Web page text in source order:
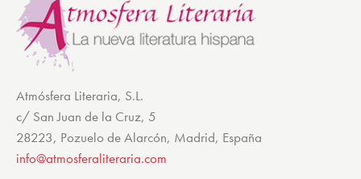
Atmósfera Literaria, S.L.
c/ San Juan de la Cruz, 5
28223, Pozuelo de Alarcón, Madrid, España
info@atmosferaliteraria.com